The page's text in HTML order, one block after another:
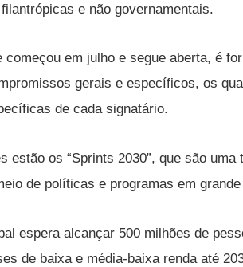
e não governamentais.
começou em julho e segue aberta, é
gerais e específicos, os
de cada signatário.
estão os “Sprints 2030”, que são
de políticas e programas em
espera alcançar 500 milhões de
de baixa e média-baixa renda até